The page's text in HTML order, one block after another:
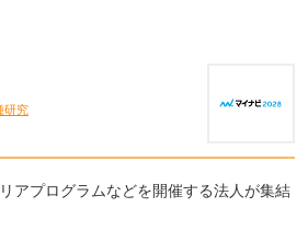
研究
アプログラムなどを開催する法人が集結